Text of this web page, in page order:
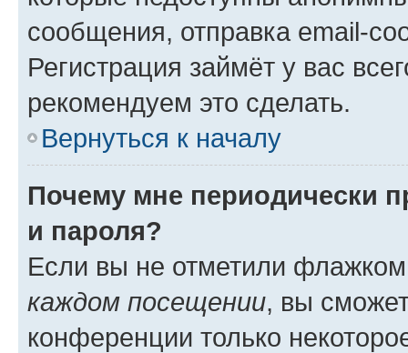
сообщения, отправка email-
Регистрация займёт у вас
рекомендуем это сделать.
Вернуться к началу
Почему мне периодически
и пароля?
Если вы не отметили
каждом посещении, вы
конференции только